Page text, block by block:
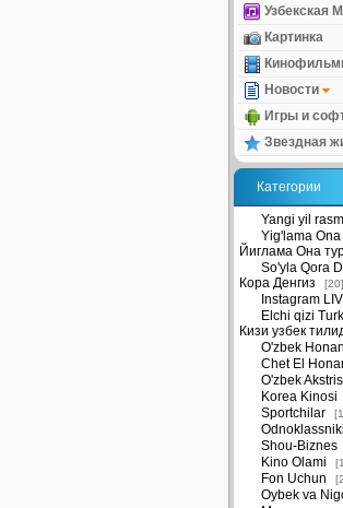
Узбекская
Картинка
Новости
Игры и
Звездная
Категории
Yangi yil
Yig'lama Ona
Йиглама Она
So'yla Qora
Кора Денгиз
[20]
Instagram
Elchi qizi
Кизи узбек
O'zbek
Chet El
O'zbek
Korea Kinosi
Sportchilar
Shou-Biznes
Kino Olami
Fon Uchun
Oybek va